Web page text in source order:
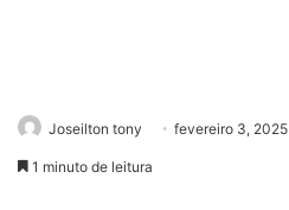
Joseilton tony fevereiro 3, 2025
1 minuto de leitura